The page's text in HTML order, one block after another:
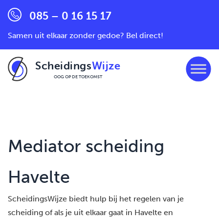
085 – 0 16 15 17
Samen uit elkaar zonder gedoe? Bel direct!
ScheidingsWijze
OOG OP DE TOEKOMST
Mediator scheiding
Havelte
ScheidingsWijze biedt hulp bij het regelen van je
scheiding of als je uit elkaar gaat in Havelte en